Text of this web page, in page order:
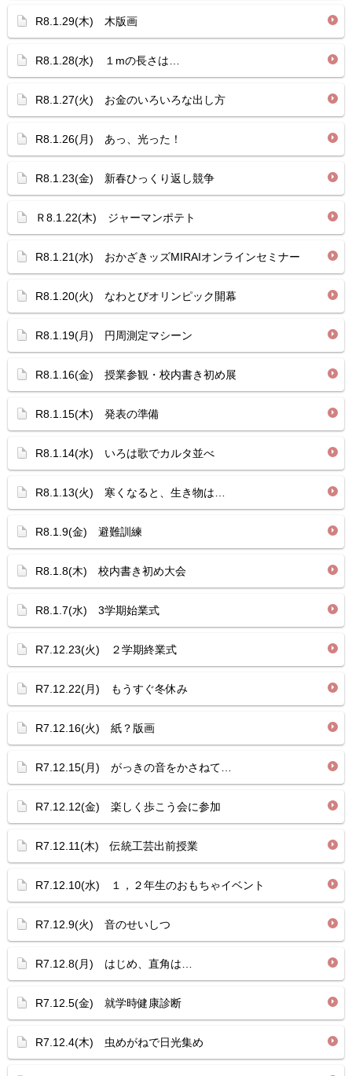
R8.1.29(木) 木版画
R8.1.28(水) １mの長さは…
R8.1.27(火) お金のいろいろな出し方
R8.1.26(月) あっ、光った！
R8.1.23(金) 新春ひっくり返し競争
Ｒ8.1.22(木) ジャーマンポテト
R8.1.21(水) おかざきッズMIRAIオンラインセミナー
R8.1.20(火) なわとびオリンピック開幕
R8.1.19(月) 円周測定マシーン
R8.1.16(金) 授業参観・校内書き初め展
R8.1.15(木) 発表の準備
R8.1.14(水) いろは歌でカルタ並べ
R8.1.13(火) 寒くなると、生き物は…
R8.1.9(金) 避難訓練
R8.1.8(木) 校内書き初め大会
R8.1.7(水) 3学期始業式
R7.12.23(火) ２学期終業式
R7.12.22(月) もうすぐ冬休み
R7.12.16(火) 紙？版画
R7.12.15(月) がっきの音をかさねて…
R7.12.12(金) 楽しく歩こう会に参加
R7.12.11(木) 伝統工芸出前授業
R7.12.10(水) １，２年生のおもちゃイベント
R7.12.9(火) 音のせいしつ
R7.12.8(月) はじめ、直角は…
R7.12.5(金) 就学時健康診断
R7.12.4(木) 虫めがねで日光集め